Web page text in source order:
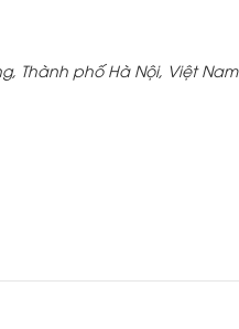
Thành phố Hà Nội, Việt Nam